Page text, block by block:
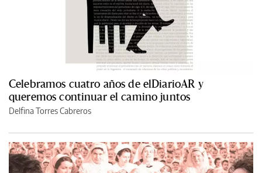
Celebramos cuatro años de elDiarioAR y
queremos continuar el camino juntos
Delfina Torres Cabreros